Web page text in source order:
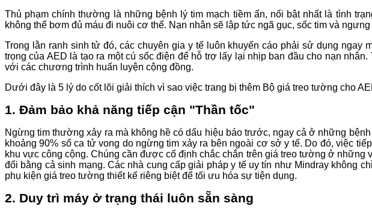
Thủ phạm chính thường là những bệnh lý tim mạch tiềm ẩn, nổi bật nhất là tình
không thể bơm đủ máu đi nuôi cơ thể. Nạn nhân sẽ lập tức ngã gục, sốc tim và
Trong lằn ranh sinh tử đó, các chuyên gia y tế luôn khuyến cáo phải sử dụng
trọng của AED là tạo ra một cú sốc điện để hỗ trợ lấy lại nhịp ban đầu cho nạn
với các chương trình huấn luyện cộng đồng.
Dưới đây là 5 lý do cốt lõi giải thích vì sao việc trang bị thêm Bộ giá treo tường cho
1. Đảm bảo khả năng tiếp cận "Thần tốc"
Ngừng tim thường xảy ra mà không hề có dấu hiệu báo trước, ngay cả ở những
khoảng 90% số ca tử vong do ngừng tim xảy ra bên ngoài cơ sở y tế. Do đó, việc
khu vực công cộng. Chúng cần được cố định chắc chắn trên giá treo tường ở
đổi bằng cả sinh mạng. Các nhà cung cấp giải pháp y tế uy tín như Mindray không
phụ kiện giá treo tường thiết kế riêng biệt để tối ưu hóa sự tiện dụng.
2. Duy trì máy ở trạng thái luôn sẵn sàng